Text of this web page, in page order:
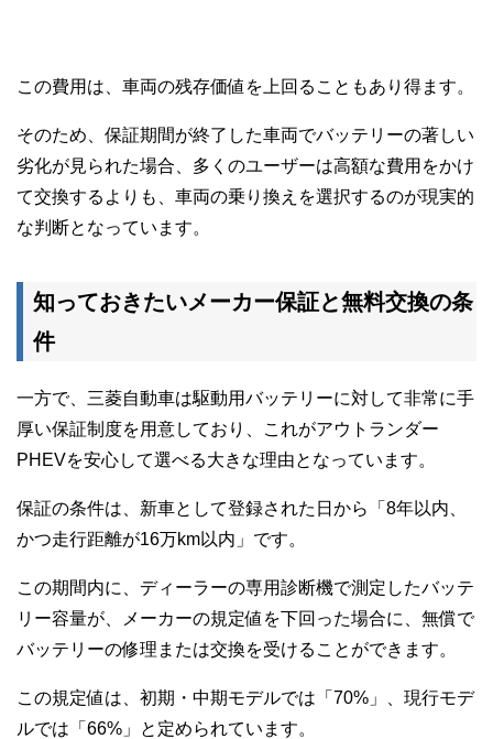
この費用は、車両の残存価値を上回ることもあり得ます。
そのため、保証期間が終了した車両でバッテリーの著しい
劣化が見られた場合、多くのユーザーは高額な費用をかけ
て交換するよりも、車両の乗り換えを選択するのが現実的
な判断となっています。
知っておきたいメーカー保証と無料交換の条
件
一方で、三菱自動車は駆動用バッテリーに対して非常に手
厚い保証制度を用意しており、これがアウトランダー
PHEVを安心して選べる大きな理由となっています。
保証の条件は、新車として登録された日から「8年以内、
かつ走行距離が16万km以内」です。
この期間内に、ディーラーの専用診断機で測定したバッテ
リー容量が、メーカーの規定値を下回った場合に、無償で
バッテリーの修理または交換を受けることができます。
この規定値は、初期・中期モデルでは「70%」、現行モデ
ルでは「66%」と定められています。